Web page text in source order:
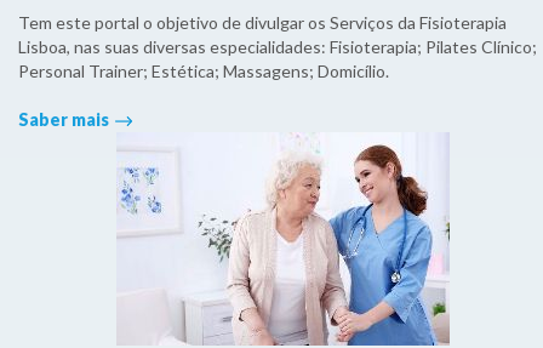
Tem este portal o objetivo de divulgar os Serviços da Fisioterapia
Lisboa, nas suas diversas especialidades: Fisioterapia; Pilates Clínico;
Personal Trainer; Estética; Massagens; Domicílio.
Saber mais